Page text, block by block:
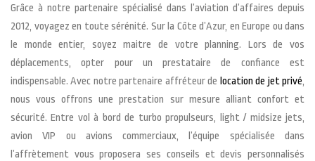
Grâce à notre partenaire spécialisé dans l’aviation d’affaires depuis
2012, voyagez en toute sérénité. Sur la Côte d’Azur, en Europe ou dans
le monde entier, soyez maitre de votre planning. Lors de vos
déplacements, opter pour un prestataire de confiance est
indispensable. Avec notre partenaire affréteur de location de jet privé,
nous vous offrons une prestation sur mesure alliant confort et
sécurité. Entre vol à bord de turbo propulseurs, light / midsize jets,
avion VIP ou avions commerciaux, l’équipe spécialisée dans
l’affrètement vous proposera ses conseils et devis personnalisés